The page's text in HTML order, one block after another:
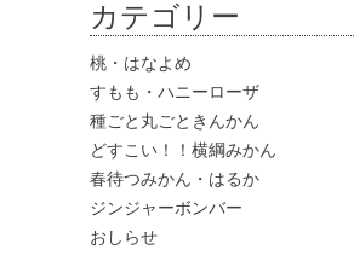
カテゴリー
桃・はなよめ
すもも・ハニーローザ
種ごと丸ごときんかん
どすこい！！横綱みかん
春待つみかん・はるか
ジンジャーボンバー
おしらせ